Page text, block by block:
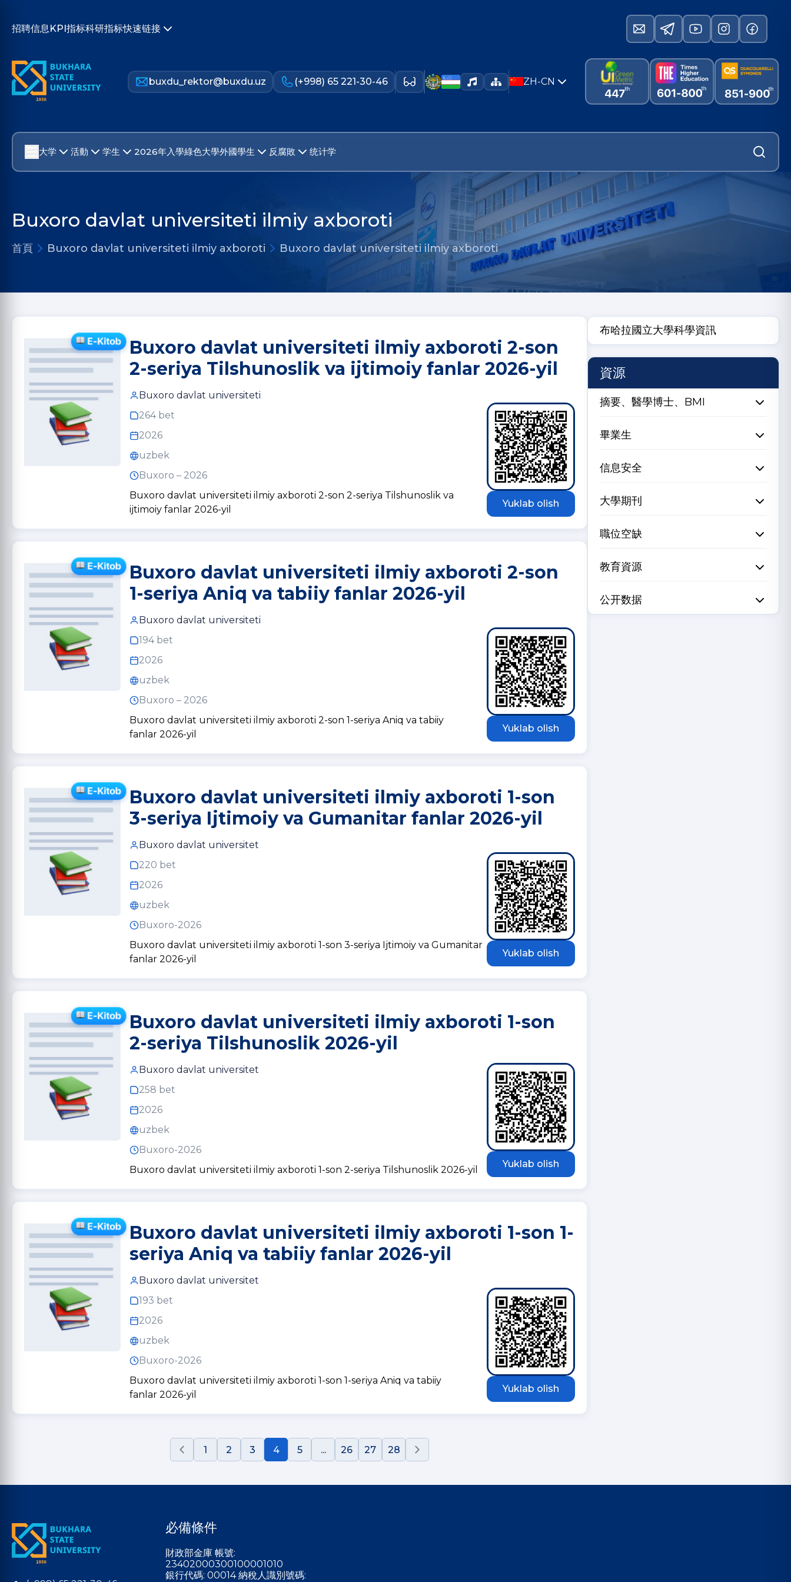
招聘信息KPI指标科研指标快速链接
buxdu_rektor@buxdu.uz (+998) 65 221-30-46 ZH-CN
大学 活動 学生 2026年入學綠色大學外國學生 反腐敗 统计学
Buxoro davlat universiteti ilmiy axboroti
首頁 Buxoro davlat universiteti ilmiy axboroti Buxoro davlat universiteti ilmiy axboroti
Buxoro davlat universiteti ilmiy axboroti 2-son
2-seriya Tilshunoslik va ijtimoiy fanlar 2026-yil
Buxoro davlat universiteti
264 bet
2026
uzbek
Buxoro – 2026
Buxoro davlat universiteti ilmiy axboroti 2-son 2-seriya Tilshunoslik va
ijtimoiy fanlar 2026-yil
Yuklab olish
Buxoro davlat universiteti ilmiy axboroti 2-son
1-seriya Aniq va tabiiy fanlar 2026-yil
Buxoro davlat universiteti
194 bet
2026
uzbek
Buxoro – 2026
Buxoro davlat universiteti ilmiy axboroti 2-son 1-seriya Aniq va tabiiy
fanlar 2026-yil
Yuklab olish
Buxoro davlat universiteti ilmiy axboroti 1-son
3-seriya Ijtimoiy va Gumanitar fanlar 2026-yil
Buxoro davlat universitet
220 bet
2026
uzbek
Buxoro-2026
Buxoro davlat universiteti ilmiy axboroti 1-son 3-seriya Ijtimoiy va Gumanitar
fanlar 2026-yil
Yuklab olish
Buxoro davlat universiteti ilmiy axboroti 1-son
2-seriya Tilshunoslik 2026-yil
Buxoro davlat universitet
258 bet
2026
uzbek
Buxoro-2026
Buxoro davlat universiteti ilmiy axboroti 1-son 2-seriya Tilshunoslik 2026-yil
Yuklab olish
Buxoro davlat universiteti ilmiy axboroti 1-son 1-
seriya Aniq va tabiiy fanlar 2026-yil
Buxoro davlat universitet
193 bet
2026
uzbek
Buxoro-2026
Buxoro davlat universiteti ilmiy axboroti 1-son 1-seriya Aniq va tabiiy
fanlar 2026-yil
Yuklab olish
1 2 3 4 5 ... 26 27 28
布哈拉國立大學科學資訊
資源
摘要、醫學博士、BMI
畢業生
信息安全
大學期刊
職位空缺
教育資源
公开数据
必備條件
財政部金庫 帳號:
23402000300100001010
銀行代碼: 00014 納稅人識別號碼: